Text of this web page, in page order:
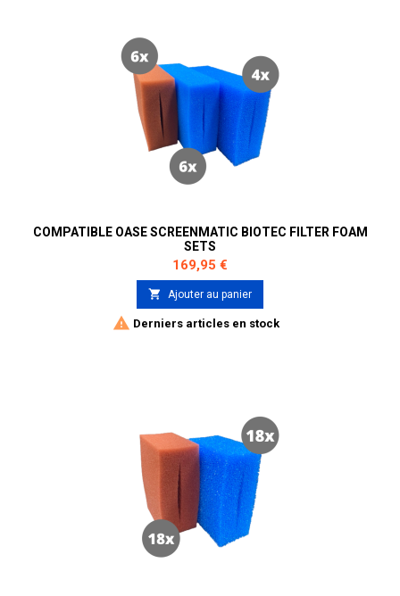
COMPATIBLE OASE SCREENMATIC BIOTEC FILTER FOAM
SETS
Prix
169,95 €
 Ajouter au panier
 Derniers articles en stock